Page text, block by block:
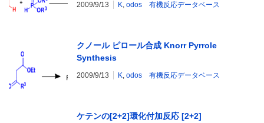
2009/9/13 K, odos 有機反応データベース
クノール ピロール合成 Knorr Pyrrole
Synthesis
2009/9/13 K, odos 有機反応データベース
ケテンの[2+2]環化付加反応 [2+2]